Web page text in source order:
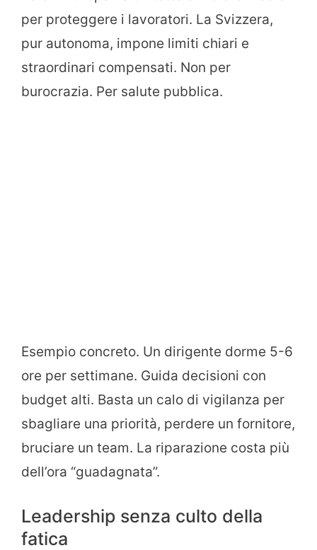
per proteggere i lavoratori. La Svizzera,
pur autonoma, impone limiti chiari e
straordinari compensati. Non per
burocrazia. Per salute pubblica.
Esempio concreto. Un dirigente dorme 5-6
ore per settimane. Guida decisioni con
budget alti. Basta un calo di vigilanza per
sbagliare una priorità, perdere un fornitore,
bruciare un team. La riparazione costa più
dell’ora “guadagnata”.
Leadership senza culto della
fatica